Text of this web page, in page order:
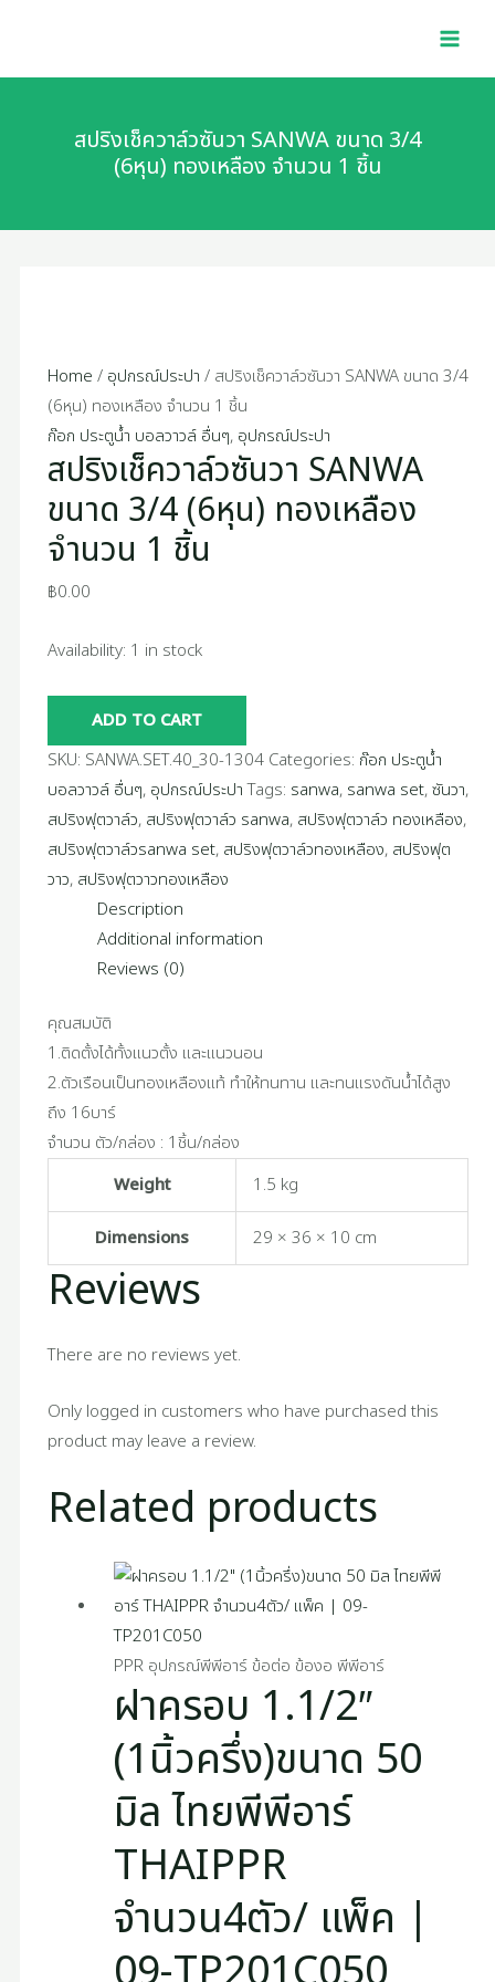
content
สปริงเช็ควาล์วซันวา SANWA ขนาด 3/4
(6หุน) ทองเหลือง จำนวน 1 ชิ้น
Home / อุปกรณ์ประปา / สปริงเช็ควาล์วซันวา SANWA ขนาด 3/4
(6หุน) ทองเหลือง จำนวน 1 ชิ้น
ก๊อก ประตูน้ำ บอลวาวล์ อื่นๆ, อุปกรณ์ประปา
สปริงเช็ควาล์วซันวา SANWA
ขนาด 3/4 (6หุน) ทองเหลือง
จำนวน 1 ชิ้น
฿0.00
Availability: 1 in stock
วาล์ว
1
ชิ้น
quantity
ADD TO CART
SKU: SANWA.SET.40_30-1304 Categories: ก๊อก ประตูน้ำ
บอลวาวล์ อื่นๆ, อุปกรณ์ประปา Tags: sanwa, sanwa set,ซันวา,
สปริงฟุตวาล์ว, สปริงฟุตวาล์ว sanwa, สปริงฟุตวาล์ว ทองเหลือง,
สปริงฟุตวาล์วsanwa set, สปริงฟุตวาล์วทองเหลือง, สปริงฟุต
วาว, สปริงฟุตวาวทองเหลือง
Description
Additional information
Reviews (0)
คุณสมบัติ
1.ติดตั้งได้ทั้งแนวตั้ง และแนวนอน
2.ตัวเรือนเป็นทองเหลืองแท้ ทำให้ทนทาน และทนแรงดันน้ำได้สูง
ถึง 16บาร์
จำนวน ตัว/กล่อง : 1ชิ้น/กล่อง
Weight
1.5 kg
Dimensions 29 × 36 × 10 cm
Reviews
There are no reviews yet.
Only logged in customers who have purchased this
product may leave a review.
Related products
PPR อุปกรณ์พีพีอาร์ ข้อต่อ ข้องอ พีพีอาร์
ฝาครอบ 1.1/2″
(1นิ้วครึ่ง)ขนาด 50
มิล ไทยพีพีอาร์
THAIPPR
จำนวน4ตัว/ แพ็ค |